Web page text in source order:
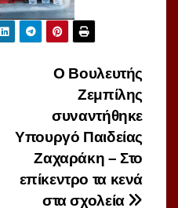
Ο Βουλευτής
Ζεμπίλης
συναντήθηκε
Υπουργό Παιδείας
Ζαχαράκη – Στο
επίκεντρο τα κενά
στα σχολεία